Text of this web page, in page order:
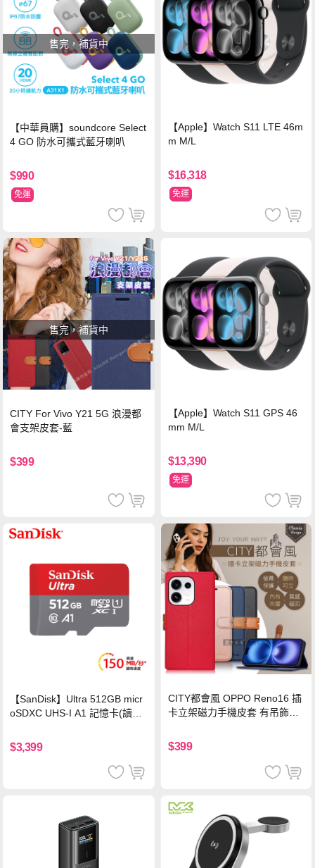
售完，補貨中
【中華員購】soundcore Select
4 GO 防水可攜式藍牙喇叭
$990
免運
【Apple】Watch S11 LTE 46m
m M/L
$16,318
免運
售完，補貨中
CITY For Vivo Y21 5G 浪漫都
會支架皮套-藍
$399
【Apple】Watch S11 GPS 46
mm M/L
$13,390
免運
【SanDisk】Ultra 512GB micr
oSDXC UHS-I A1 記憶卡(讀取
$3,399
CITY都會風 OPPO Reno16 插
卡立架磁力手機皮套 有吊飾孔
$399